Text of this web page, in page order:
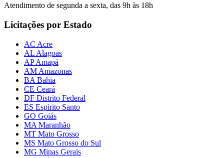
Atendimento de segunda a sexta, das 9h às 18h
Licitações por Estado
AC Acre
AL Alagoas
AP Amapá
AM Amazonas
BA Bahia
CE Ceará
DF Distrito Federal
ES Espírito Santo
GO Goiás
MA Maranhão
MT Mato Grosso
MS Mato Grosso do Sul
MG Minas Gerais